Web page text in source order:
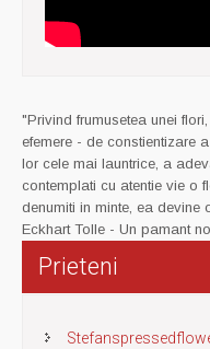
"Privind frumusetea unei
efemere - de constientizare
lor cele mai launtrice, a
contemplati cu atentie vie o
denumiti in minte, ea devine
Eckhart Tolle - Un pamant
Prieteni